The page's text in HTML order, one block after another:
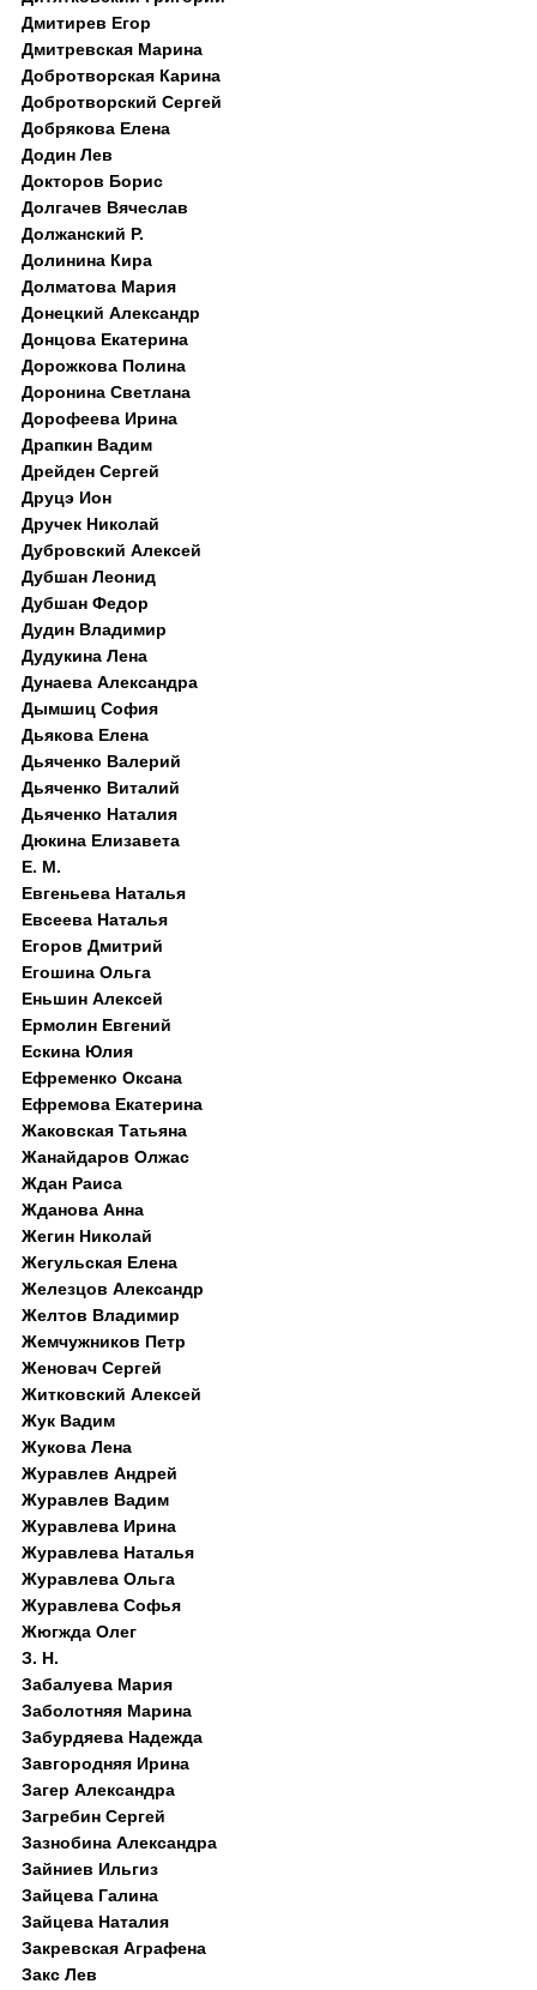
Дмитирев Егор
Дмитревская Марина
Добротворская Карина
Добротворский Сергей
Добрякова Елена
Додин Лев
Докторов Борис
Долгачев Вячеслав
Должанский Р.
Долинина Кира
Долматова Мария
Донецкий Александр
Донцова Екатерина
Дорожкова Полина
Доронина Светлана
Дорофеева Ирина
Драпкин Вадим
Дрейден Сергей
Друцэ Ион
Дручек Николай
Дубровский Алексей
Дубшан Леонид
Дубшан Федор
Дудин Владимир
Дудукина Лена
Дунаева Александра
Дымшиц София
Дьякова Елена
Дьяченко Валерий
Дьяченко Виталий
Дьяченко Наталия
Дюкина Елизавета
Е. М.
Евгеньева Наталья
Евсеева Наталья
Егоров Дмитрий
Егошина Ольга
Еньшин Алексей
Ермолин Евгений
Ескина Юлия
Ефременко Оксана
Ефремова Екатерина
Жаковская Татьяна
Жанайдаров Олжас
Ждан Раиса
Жданова Анна
Жегин Николай
Жегульская Елена
Железцов Александр
Желтов Владимир
Жемчужников Петр
Женовач Сергей
Житковский Алексей
Жук Вадим
Жукова Лена
Журавлев Андрей
Журавлев Вадим
Журавлева Ирина
Журавлева Наталья
Журавлева Ольга
Журавлева Софья
Жюгжда Олег
З. Н.
Забалуева Мария
Заболотняя Марина
Забурдяева Надежда
Завгородняя Ирина
Загер Александра
Загребин Сергей
Зазнобина Александра
Зайниев Ильгиз
Зайцева Галина
Зайцева Наталия
Закревская Аграфена
Закс Лев